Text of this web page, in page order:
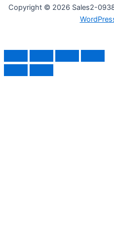
Copyright © 2026 Sales2-